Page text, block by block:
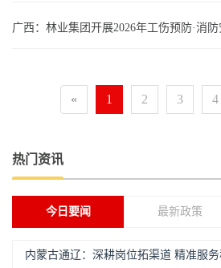
广西：林业集团开展2026年工伤预防·消
« 1 2 3 4
热门资讯
今日要闻 最新政策
内蒙古通辽：深耕岗位拓渠道 精准服